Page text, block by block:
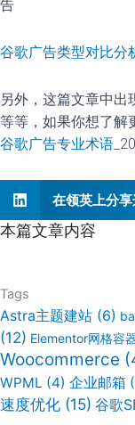
告
谷歌广告类型对比分
另外，这篇文章中出
等等，如果你想了解
谷歌广告专业术语
在领英上分
本篇文章内容
Tags
Astra主题建站 (6)
(12) Elementor网格容
Woocommerce
WPML (4) 企业邮箱
速度优化 (15) 谷歌